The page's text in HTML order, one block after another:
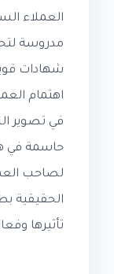
العملاء
مدروسة
شهادات
اهتمام
في تصوير
حاسمة في
لصاحب
الحقيقية
تأثيرها